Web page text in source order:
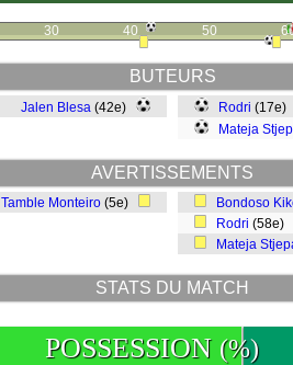
30 40 50
BUTEURS
Jalen Blesa (42e) Rodri (17e)
Mateja
AVERTISSEMENTS
Tamble Monteiro (5e)
Bondoso
Rodri (58e)
Mateja
STATS DU MATCH
POSSESSION (%)